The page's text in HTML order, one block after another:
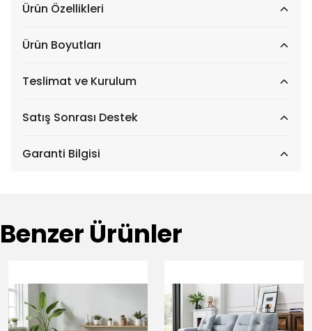
Ürün Özellikleri
Ürün Boyutları
Teslimat ve Kurulum
Satış Sonrası Destek
Garanti Bilgisi
Benzer Ürünler